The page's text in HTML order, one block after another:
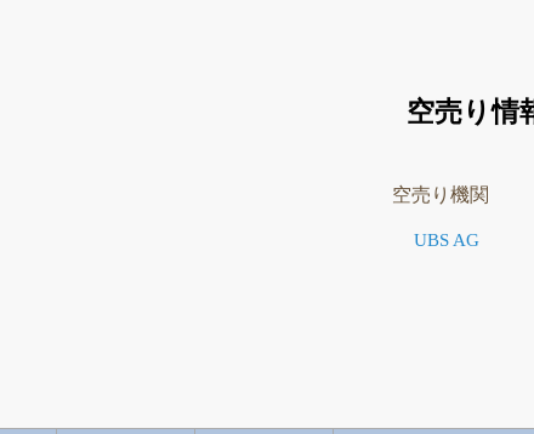
空売り情
空売り機関
UBS AG